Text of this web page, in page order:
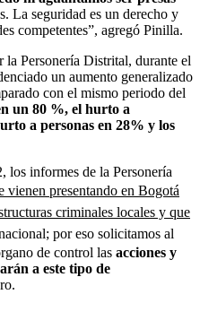
s. La seguridad es un derecho y
competentes”, agregó Pinilla.
la Personería Distrital, durante el
un aumento generalizado
con el mismo periodo del
un 80 %, el hurto a
a personas en 28% y los
los informes de la Personería
vienen presentando en Bogotá
criminales locales y que
por eso solicitamos al
de control las acciones y
a este tipo de